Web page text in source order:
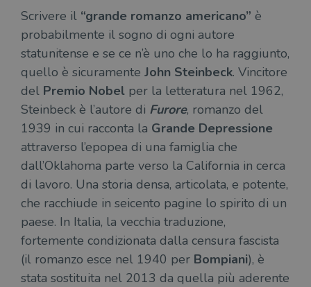
Scrivere il “grande romanzo americano” è
probabilmente il sogno di ogni autore
statunitense e se ce n’è uno che lo ha raggiunto,
quello è sicuramente John Steinbeck. Vincitore
del Premio Nobel per la letteratura nel 1962,
Steinbeck è l’autore di Furore, romanzo del
1939 in cui racconta la Grande Depressione
attraverso l’epopea di una famiglia che
dall’Oklahoma parte verso la California in cerca
di lavoro. Una storia densa, articolata, e potente,
che racchiude in seicento pagine lo spirito di un
paese. In Italia, la vecchia traduzione,
fortemente condizionata dalla censura fascista
(il romanzo esce nel 1940 per Bompiani), è
stata sostituita nel 2013 da quella più aderente